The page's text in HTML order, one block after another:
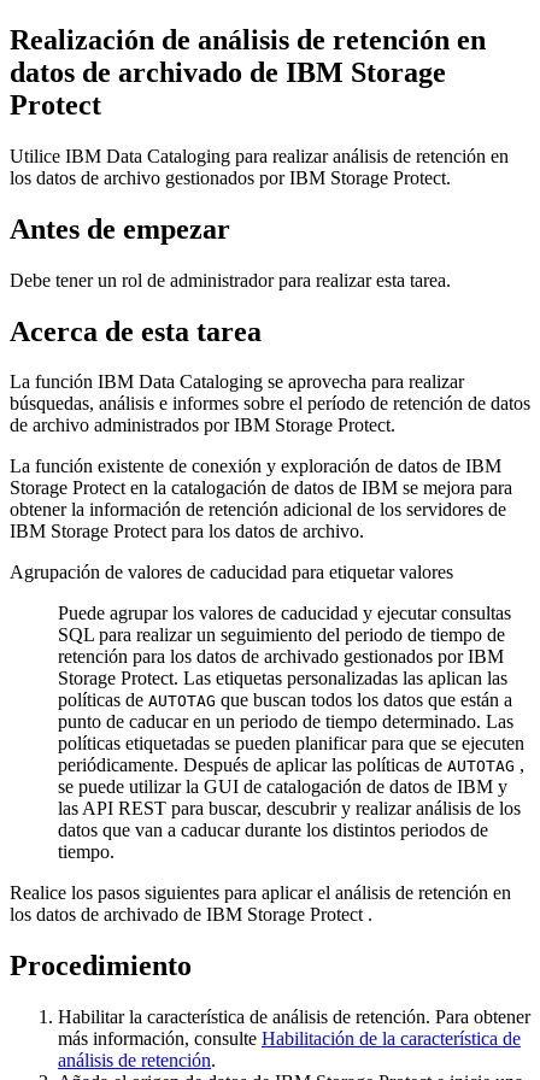
Realización de análisis de retención en
datos de archivado de IBM Storage
Protect
Utilice IBM Data Cataloging para realizar análisis de retención en
los datos de archivo gestionados porIBM Storage Protect.
Antes de empezar
Debe tener un rol de administrador para realizar esta tarea.
Acerca de esta tarea
La función IBM Data Cataloging se aprovecha para realizar
búsquedas, análisis e informes sobre el período de retención de datos
de archivo administrados porIBM Storage Protect.
La función existente de conexión y exploración de datos de IBM
Storage Protecten la catalogación de datos de IBM se mejora para
obtener la información de retención adicional de los servidores de
IBM Storage Protectpara los datos de archivo.
Agrupación de valores de caducidad para etiquetar valores
Puede agrupar los valores de caducidad y ejecutar consultas
SQL para realizar un seguimiento del periodo de tiempo de
retención para los datos de archivado gestionados porIBM
Storage Protect. Las etiquetas personalizadas las aplican las
políticas de AUTOTAG que buscan todos los datos que están a
punto de caducar en un periodo de tiempo determinado. Las
políticas etiquetadas se pueden planificar para que se ejecuten
periódicamente. Después de aplicar las políticas de AUTOTAG ,
se puede utilizar la GUI de catalogación de datos de IBM y
las API REST para buscar, descubrir y realizar análisis de los
datos que van a caducar durante los distintos periodos de
tiempo.
Realice los pasos siguientes para aplicar el análisis de retención en
los datos de archivado de IBM Storage Protect.
Procedimiento
Habilitar la característica de análisis de retención. Para obtener
más información, consulte Habilitación de la característica de
análisis de retención.